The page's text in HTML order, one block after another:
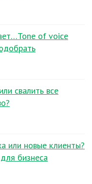
of voice
свалить все
или новые клиенты?
бизнеса